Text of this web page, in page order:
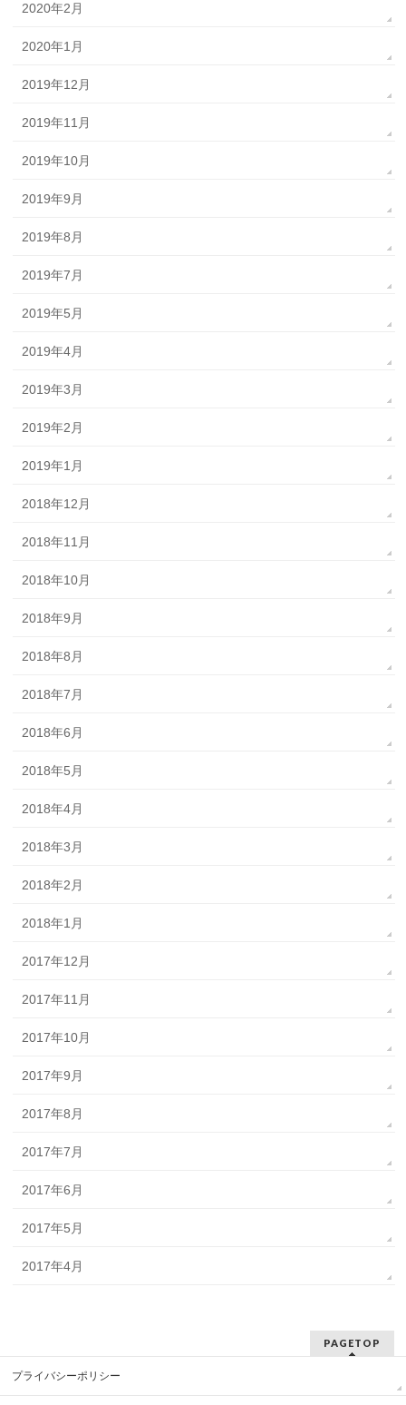
2020年2月
2020年1月
2019年12月
2019年11月
2019年10月
2019年9月
2019年8月
2019年7月
2019年5月
2019年4月
2019年3月
2019年2月
2019年1月
2018年12月
2018年11月
2018年10月
2018年9月
2018年8月
2018年7月
2018年6月
2018年5月
2018年4月
2018年3月
2018年2月
2018年1月
2017年12月
2017年11月
2017年10月
2017年9月
2017年8月
2017年7月
2017年6月
2017年5月
2017年4月
PAGETOP
プライバシーポリシー